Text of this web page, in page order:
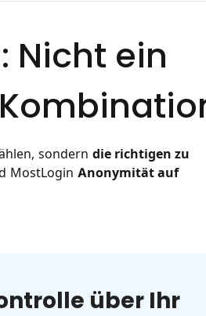
Nicht ein
sondern die richtigen zu
MostLogin Anonymität auf
über Ihr